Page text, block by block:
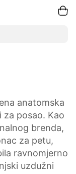
anatomska
posao. Kao
brenda,
za petu,
ravnomjerno
uzdužni